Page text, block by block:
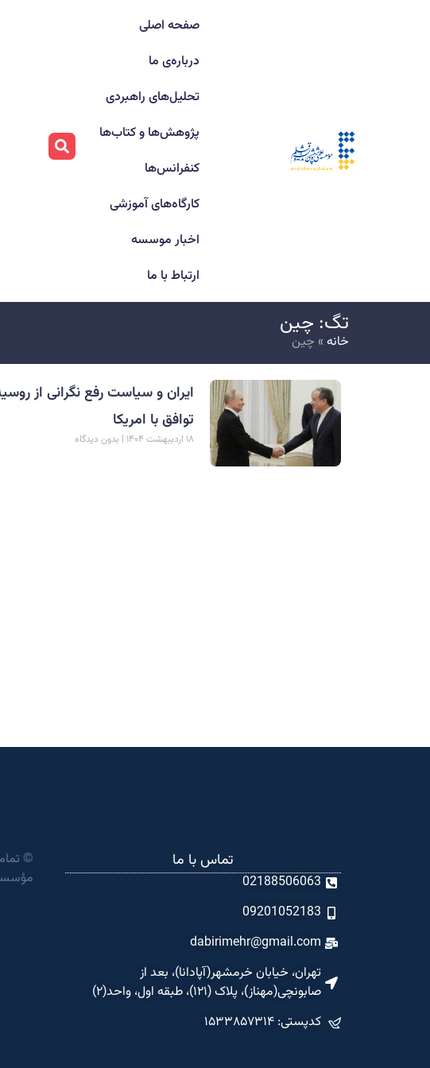
صفحه اصلی
درباره‌ی ما
تحلیل‌های راهبردی
پژوهش‌ها و کتاب‌ها
کنفرانس‌ها
کارگاه‌های آموزشی
اخبار موسسه
ارتباط با ما
تگ: چین
خانه » چین
ایران و سیاست رفع نگرانی از
توافق با امریکا
۱۸ اردیبهشت ۱۴۰۴ بدون دیدگاه
تماس با ما
02188506063
09201052183
dabirimehr@gmail.com
تهران، خیابان خرمشهر(آپادانا)، بعد از
صابونچی(مهناز)، پلاک (۱۲۱)، طبقه اول، واحد(۲)
کدپستی: ۱۵۳۳۸۵۷۳۱۴
©